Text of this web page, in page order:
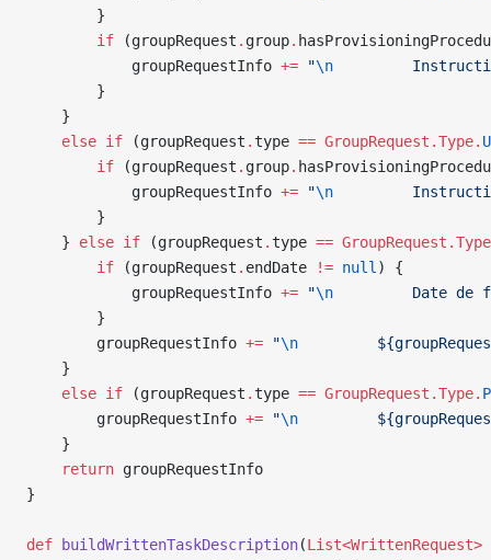
        }
        if
(groupRequest . group.
            groupRequestInfo
+= "\n
        }
    }
    else
if (groupRequest . type == GroupRequest.Type.
        if
(groupRequest . group.
            groupRequestInfo
+= "\n
        }
    }
else if (groupRequest . type ==
        if
(groupRequest . endDate != null ) {
            groupRequestInfo
+= "\n
Date de
        }
        groupRequestInfo
+= "\n
    }
    else
if (groupRequest . type == GroupRequest.Type.
        groupRequestInfo
+= "\n
    }
    return
groupRequestInfo
}
def buildWrittenTaskDescription(List<WrittenRequest>